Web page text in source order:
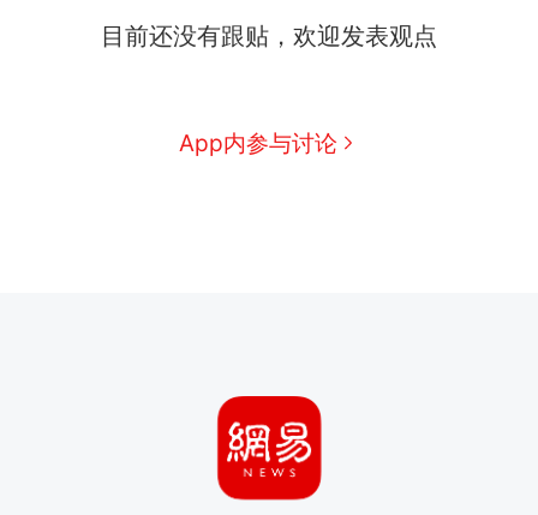
目前还没有跟贴，欢迎发表观点
App内参与讨论